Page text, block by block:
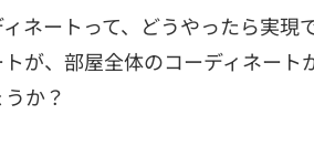
ネートって、どうやったら実現
が、部屋全体のコーディネー
か？